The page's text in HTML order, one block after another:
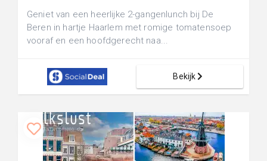
Geniet van een heerlijke 2-gangenlunch bij De
Beren in hartje Haarlem met romige tomatensoep
vooraf en een hoofdgerecht naa...
Bekijk